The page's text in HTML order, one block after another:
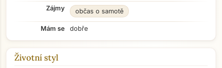
Zájmy občas o samotě
Mám se dobře
Životní styl